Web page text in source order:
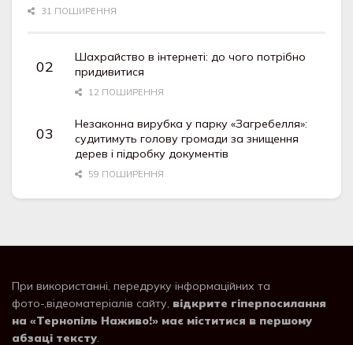
31 ПОШИРЕННЯ
Шахрайство в інтернеті: до чого потрібно
придивитися
12 ПОШИРЕННЯ
Незаконна вирубка у парку «Загребелля»:
судитимуть голову громади за знищення
дерев і підробку документів
59 ПОШИРЕННЯ
При використанні, передруку інформаційних та
фото-,відеоматеріалів сайту, відкрите гіперпосилання
на «Тернопіль Наживо!» має міститися в першому
абзаці тексту.